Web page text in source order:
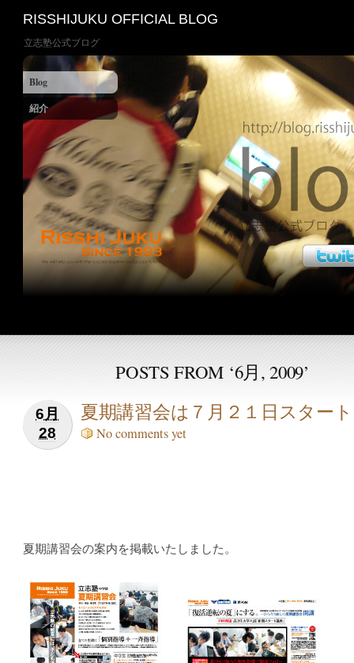
RISSHIJUKU OFFICIAL BLOG
立志塾公式ブログ
Blog
紹介
POSTS FROM ‘6月, 2009’
6月
28
夏期講習会は７月２１日スタート
No comments yet
夏期講習会の案内を掲載いたしました。